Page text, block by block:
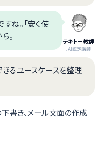
テキトー教師
.AI認定講師
ね。「安く使
。
るユースケースを整理
書き、メール文面の作成